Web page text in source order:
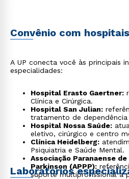
Convênio com
A UP conecta você às principais
especialidades:
Hospital Erasto Gaertner:
Clínica e Cirúrgica.
Hospital San Julian:
tratamento de dependência
Hospital Nossa Saúde:
eletivo, cirúrgico e centro
Clínica Heidelberg:
Psiquiatria e Saúde Mental.
Associação Paranaense
Parkinson (APPP):
suporte multiprofissional a
Laboratórios